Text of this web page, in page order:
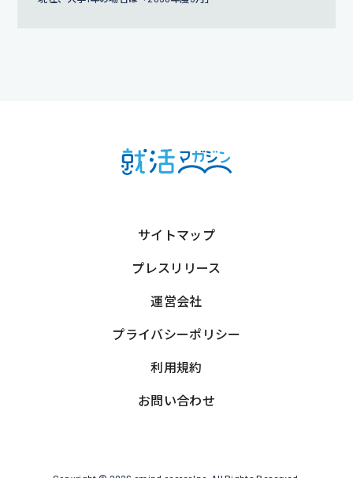
サイトマップ
プレスリリース
運営会社
プライバシーポリシー
利用規約
お問い合わせ